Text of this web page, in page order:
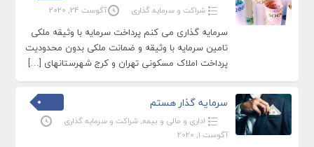
شراکت و سرمایه گذاری آگوست 24, 2020
سرمایه گذاری می کنم پرداخت سرمایه با وثیقه ملکی
تامین سرمایه با وثیقه و ضمانت ملکی بدون محدودیت
پرداخت املاک مسکونی تهران و کرج شهرستانهای […]
سرمایه گذار هستم
اداری و مالی و بیمه, شراکت و سرمایه گذاری
آگوست 1, 2020